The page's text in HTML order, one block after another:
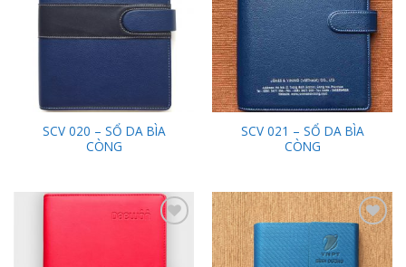
SCV 020 – SỔ DA BÌA
CÒNG
SCV 021 – SỔ DA BÌA
CÒNG
Add to
Add to
Wishlist